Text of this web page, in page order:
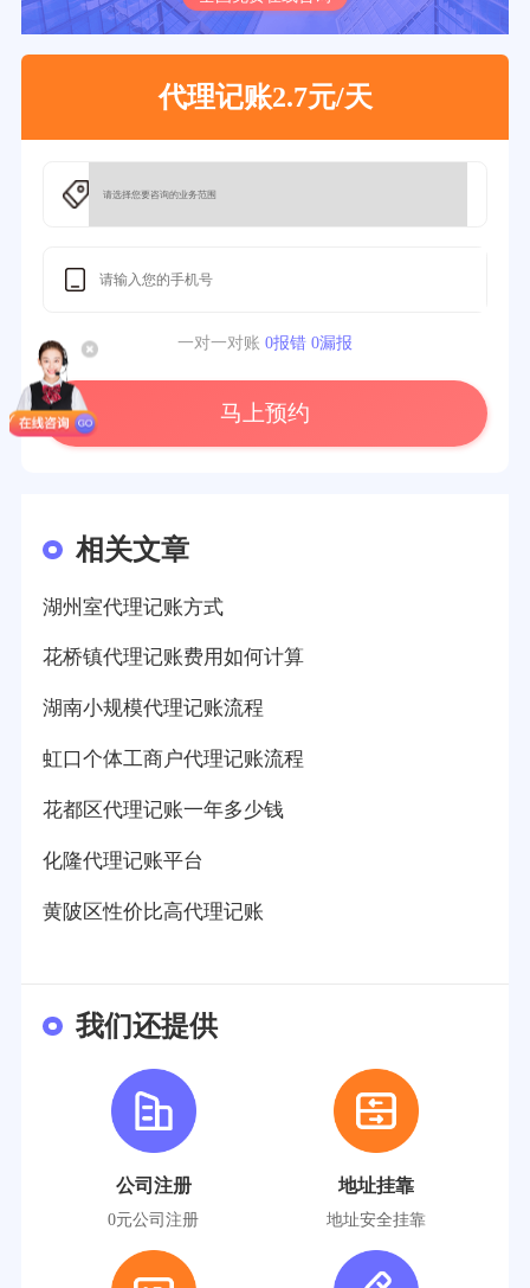
代理记账2.7元/天
一对一对账 0报错 0漏报
马上预约
相关文章
湖州室代理记账方式
花桥镇代理记账费用如何计算
湖南小规模代理记账流程
虹口个体工商户代理记账流程
花都区代理记账一年多少钱
化隆代理记账平台
黄陂区性价比高代理记账
我们还提供
公司注册
0元公司注册
地址挂靠
地址安全挂靠